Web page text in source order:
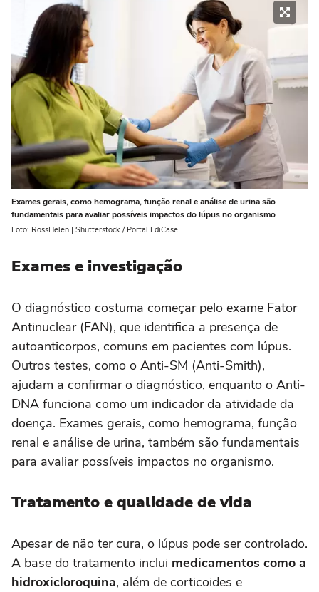
Exames gerais, como hemograma, função renal e análise de urina são
fundamentais para avaliar possíveis impactos do lúpus no organismo
Foto: RossHelen | Shutterstock / Portal EdiCase
Exames e investigação
O diagnóstico costuma começar pelo exame Fator
Antinuclear (FAN), que identifica a presença de
autoanticorpos, comuns em pacientes com lúpus.
Outros testes, como o Anti-SM (Anti-Smith),
ajudam a confirmar o diagnóstico, enquanto o Anti-
DNA funciona como um indicador da atividade da
doença. Exames gerais, como hemograma, função
renal e análise de urina, também são fundamentais
para avaliar possíveis impactos no organismo.
Tratamento e qualidade de vida
Apesar de não ter cura, o lúpus pode ser controlado.
A base do tratamento inclui medicamentos como a
hidroxicloroquina, além de corticoides e